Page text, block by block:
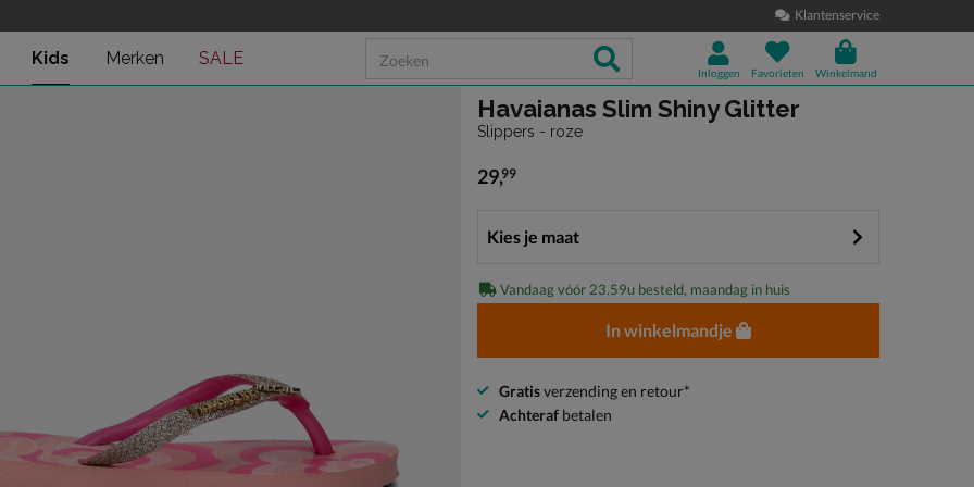
Klantenservice
Kids Merken SALE
Inloggen Favorieten Winkelmand
Havaianas Slim Shiny Glitter
Slippers - roze
€ 29,99
29,99
Kies je maat
Vandaag vóór 23.59u besteld, maandag in huis
In winkelmandje
Gratisverzending en retour*
Achteraf betalen